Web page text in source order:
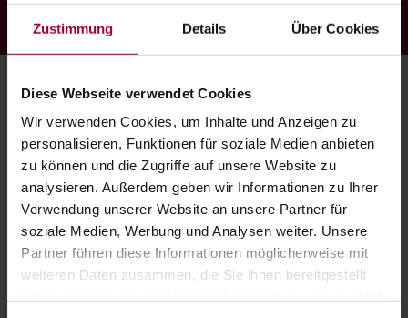
Zustimmung Details Über Cookies
Diese Webseite verwendet Cookies
Wir verwenden Cookies, um Inhalte und Anzeigen zu
personalisieren, Funktionen für soziale Medien anbieten
zu können und die Zugriffe auf unsere Website zu
analysieren. Außerdem geben wir Informationen zu Ihrer
Verwendung unserer Website an unsere Partner für
soziale Medien, Werbung und Analysen weiter. Unsere
Partner führen diese Informationen möglicherweise mit
weiteren Daten zusammen, die Sie ihnen bereitgestellt